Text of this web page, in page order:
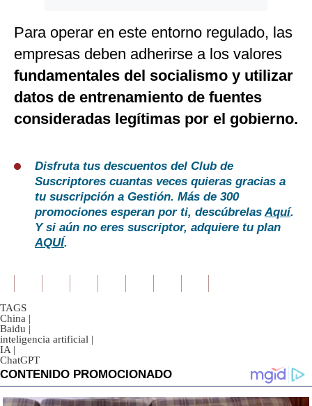
Para operar en este entorno regulado, las
empresas deben adherirse a los valores
fundamentales del socialismo y utilizar
datos de entrenamiento de fuentes
consideradas legítimas por el gobierno.
Disfruta tus descuentos del Club de
Suscriptores cuantas veces quieras gracias a
tu suscripción a Gestión. Más de 300
promociones esperan por ti, descúbrelasAquí.
Y si aún no eres suscriptor, adquiere tu plan
AQUÍ.
TAGS
China |
Baidu |
inteligencia artificial |
IA |
ChatGPT